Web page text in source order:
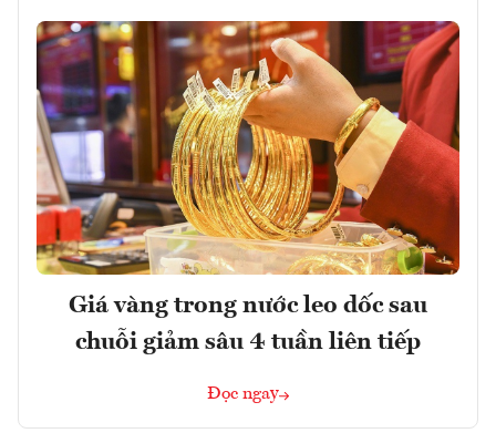
Giá vàng trong nước leo dốc sau
chuỗi giảm sâu 4 tuần liên tiếp
Đọc ngay